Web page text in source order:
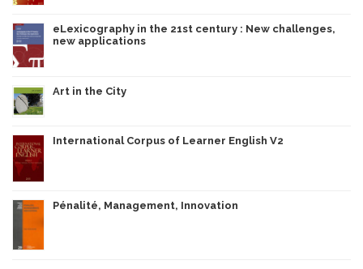
eLexicography in the 21st century : New challenges,
new applications
Art in the City
International Corpus of Learner English V2
Pénalité, Management, Innovation